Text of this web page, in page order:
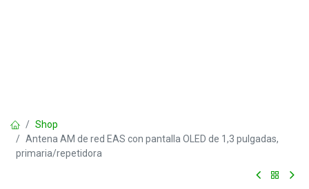
Shop
Antena AM de red EAS con pantalla OLED de 1,3 pulgadas,
primaria/repetidora